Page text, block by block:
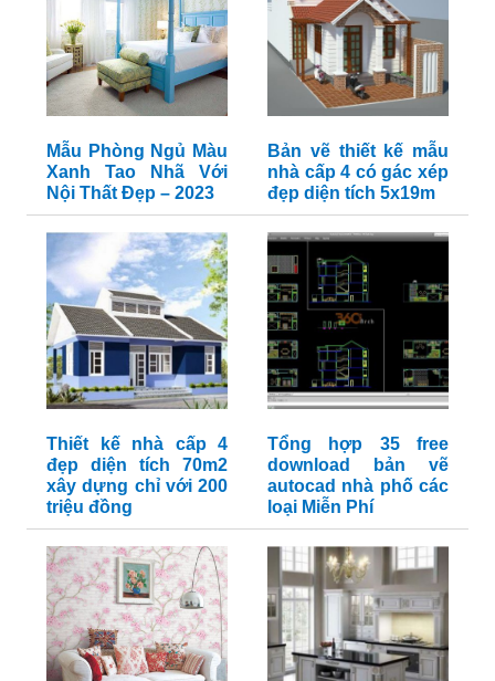
Mẫu Phòng Ngủ Màu
Xanh Tao Nhã Với
Nội Thất Đẹp – 2023
Bản vẽ thiết kế mẫu
nhà cấp 4 có gác xép
đẹp diện tích 5x19m
Thiết kế nhà cấp 4
đẹp diện tích 70m2
xây dựng chỉ với 200
triệu đồng
Tổng hợp 35 free
download bản vẽ
autocad nhà phố các
loại Miễn Phí